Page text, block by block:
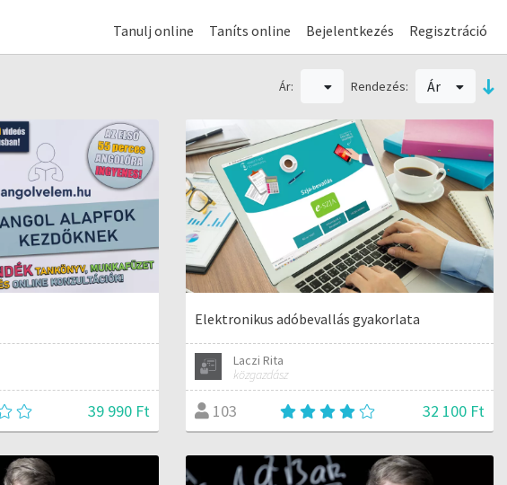
Tanulj online Taníts online Bejelentkezés Regisztráció
Ár: Rendezés: Ár
39 990 Ft
Elektronikus adóbevallás gyakorlata
Laczi Rita
közgazdász
103 32 100 Ft